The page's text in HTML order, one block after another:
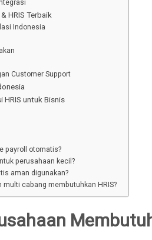
HRIS Terbaik
Indonesia
Customer Support
HRIS untuk Bisnis
payroll otomatis?
perusahaan kecil?
aman digunakan?
multi cabang membutuhkan HRIS?